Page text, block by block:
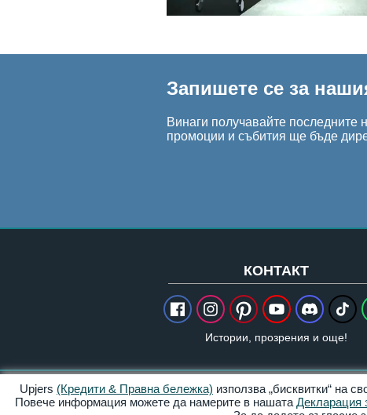
Запишете се за
Винаги получавайте последните
промоции и събития ще бъде
КОНТАКТ
Истории, прозрения и още!
Кредити & Правна бележка
Upjers (Кредити & Правна бележка) използва „бисквитки“ на
Повече информация можете да намерите в нашата Декларация